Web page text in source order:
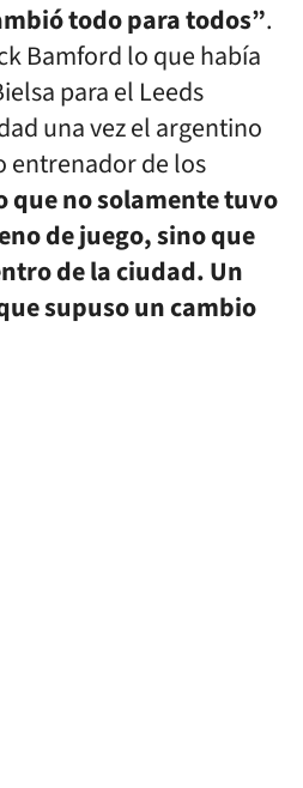
todo para todos”.
Bamford lo que había
para el Leeds
una vez el argentino
entrenador de los
que no solamente tuvo
de juego, sino que
de la ciudad. Un
supuso un cambio